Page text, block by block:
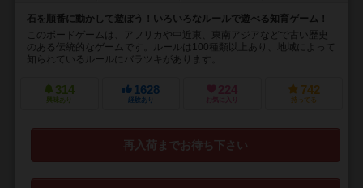
石を順番に動かして遊ぼう！いろいろなルールで遊べる知育ゲーム！
このボードゲームは、アフリカや中近東、東南アジアなどで古い歴史
のある伝統的なゲームです。ルールは100種類以上あり、地域によって
知られているルールにバラツキがあります。 ...
314
興味あり
1628
経験あり
224
お気に入り
742
持ってる
再入荷までお待ち下さい